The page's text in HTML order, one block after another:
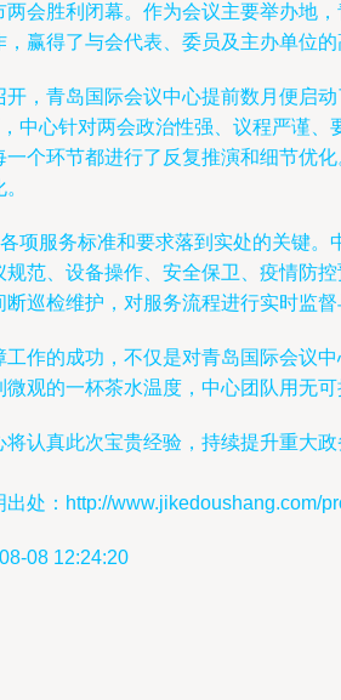
两会胜利闭幕。作为会议主要举办地
赢得了与会代表、委员及主办单位的
，青岛国际会议中心提前数月便启
中心针对两会政治性强、议程严谨
一个环节都进行了反复推演和细节优
各项服务标准和要求落到实处的关键
规范、设备操作、安全保卫、疫情防
巡检维护，对服务流程进行实时监
工作的成功，不仅是对青岛国际会议
微观的一杯茶水温度，中心团队用无
认真此次宝贵经验，持续提升重大
处：http://www.jikedoushang.com/
08 12:24:20